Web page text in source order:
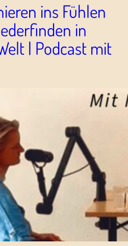
ins Fühlen
in
| Podcast mit